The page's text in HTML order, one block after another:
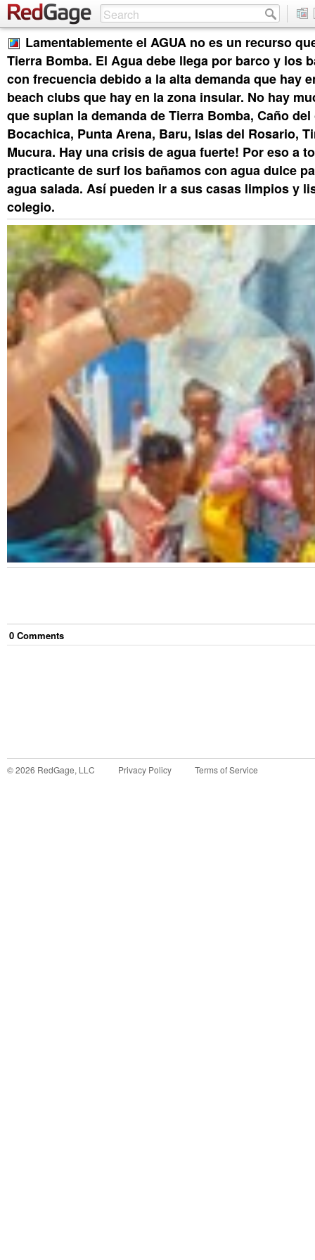
Lamentablemente el AGUA no es un recurso
Tierra Bomba. El Agua debe llega por barco y los
con frecuencia debido a la alta demanda que hay
beach clubs que hay en la zona insular. No hay
que suplan la demanda de Tierra Bomba, Caño del
Bocachica, Punta Arena, Baru, Islas del Rosario,
Mucura. Hay una crisis de agua fuerte! Por eso a
practicante de surf los bañamos con agua dulce
agua salada. Así pueden ir a sus casas limpios y
colegio.
0 Comments
©2026 RedGage, LLC Privacy Policy Terms of Service